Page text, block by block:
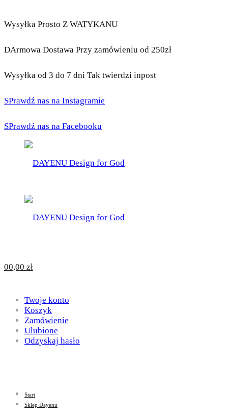
Wysyłka Prosto Z WATYKANU
DArmowa Dostawa Przy zamówieniu od 250zł
Wysyłka od 3 do 7 dni Tak twierdzi inpost
SPrawdź nas na Instagramie
SPrawdź nas na Facebooku
for
God
DAYENU
Design
God
00,00 zł
Twoje konto
Koszyk
Zamówienie
Ulubione
Odzyskaj hasło
Start
Sklep Dayenu